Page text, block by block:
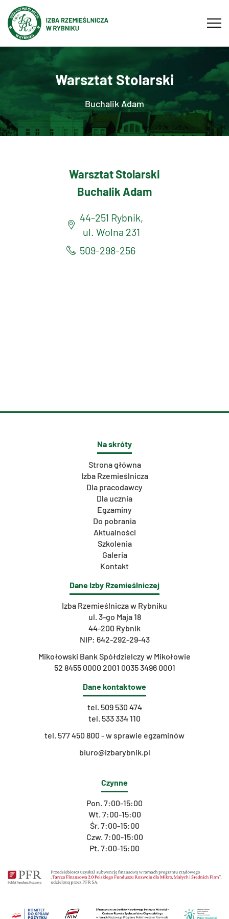
Warsztat Stolarski
Buchalik Adam
Warsztat Stolarski
Buchalik Adam
44-251 Rybnik,
ul. Wolna 231
509-298-256
Na skróty
Strona główna
Izba Rzemieślnicza
Dla pracodawcy
Dla ucznia
Egzaminy
Do pobrania
Aktualności
Szkolenia
Galeria
Kontakt
Dane Izby Rzemieślniczej
Izba Rzemieślnicza w Rybniku
ul. 3-go Maja 18
44-200 Rybnik
NIP: 642-292-29-43
Mikołowski Bank Spółdzielczy w Mikołowie
52 8455 0000 2001 0035 3496 0001
Dane kontaktowe
tel. 509 530 474
tel. 533 334 110
tel. 577 450 800 - w sprawie egzaminów
biuro@izbarybnik.pl
Czynne
Pon. 7:00-15:00
Wt. 7:00-15:00
Śr. 7:00-15:00
Czw. 7:00-15:00
Pt. 7:00-15:00